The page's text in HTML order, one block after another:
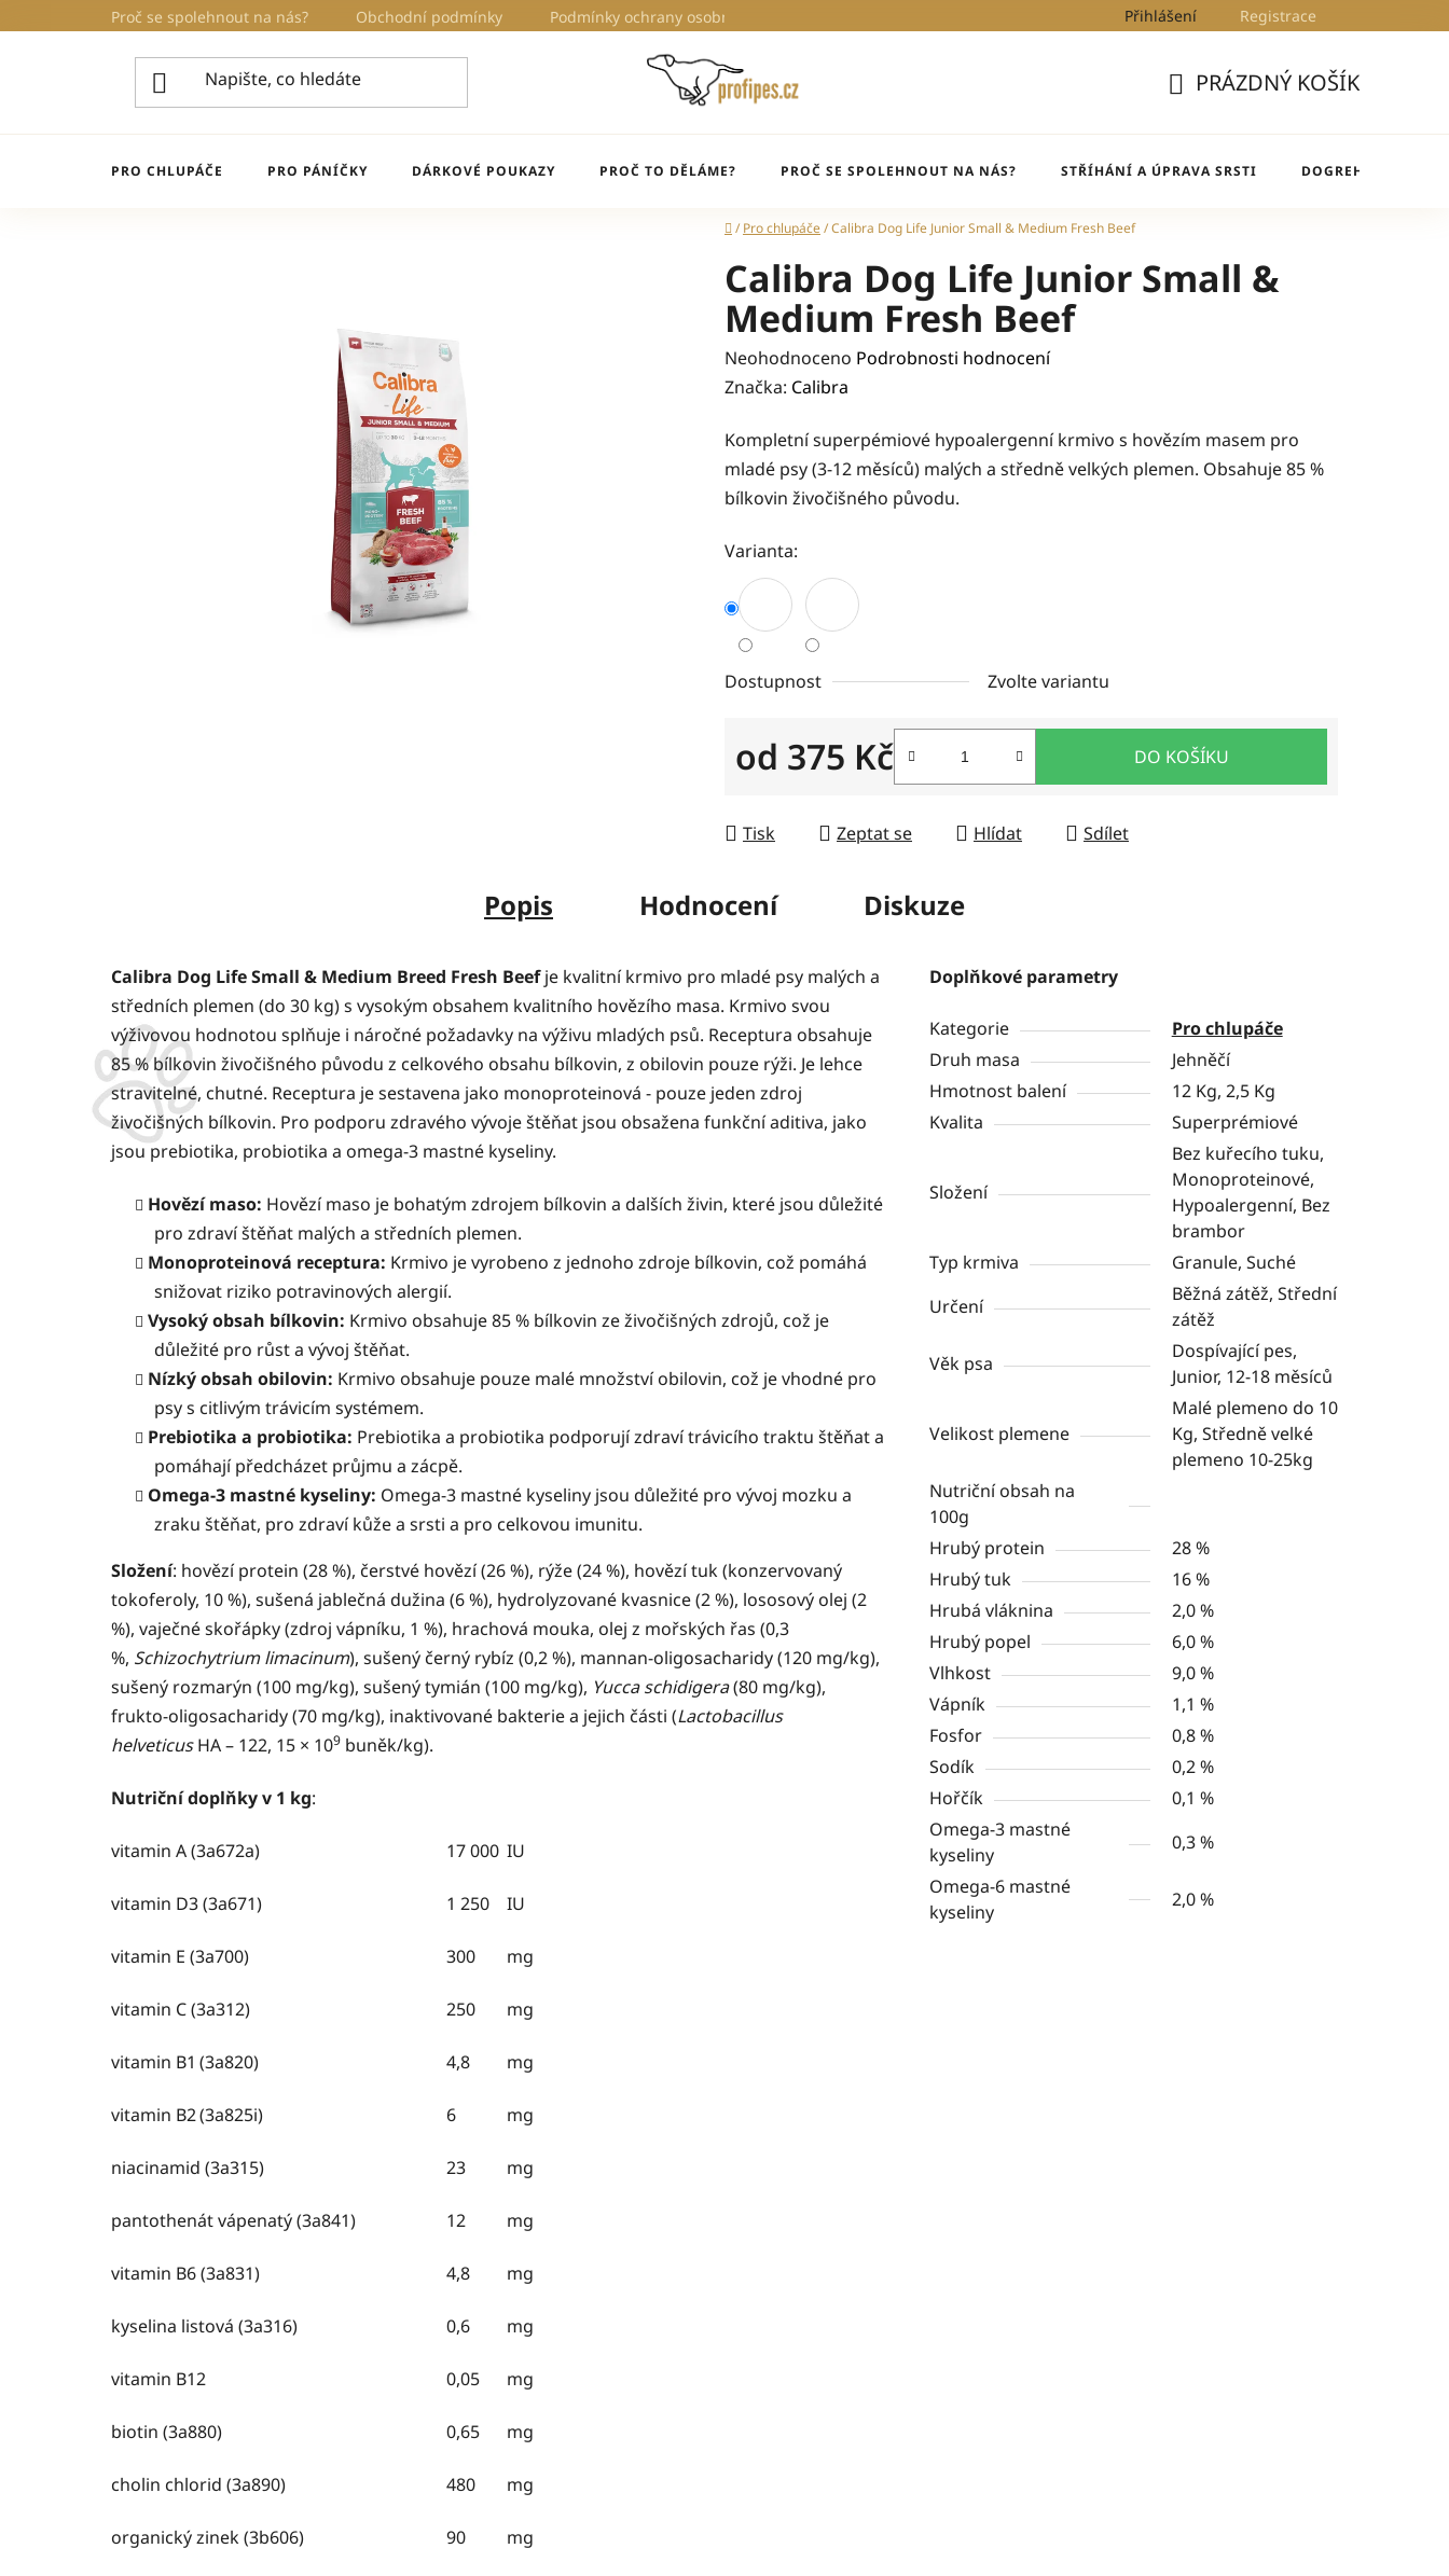
na
Proč se spolehnout na nás? Obchodní podmínky Podmínky ochrany osobních údajů Blog DogRehab
Přihlášení Registrace
KOŠÍK
PRÁZDNÝ KOŠÍK
PRO CHLUPÁČE PRO PÁNÍČKY DÁRKOVÉ POUKAZY PROČ TO DĚLÁME? PROČ SE SPOLEHNOUT NA NÁS? STŘÍHÁNÍ A ÚPRAVA SRSTI DOGREHAB
Domů
/ Pro chlupáče/Calibra Dog Life Junior Small & Medium Fresh Beef
Calibra Dog Life Junior Small &
Medium Fresh Beef
Průměrné
hodnocení
je
0,0
z
hvězdiček.
Neohodnoceno Podrobnosti hodnocení
Značka: Calibra
Kompletní superpémiové hypoalergenní krmivo s hovězím masem pro
mladé psy (3-12 měsíců) malých a středně velkých plemen. Obsahuje 85 %
bílkovin živočišného původu.
Varianta:
Dostupnost Zvolte variantu
od 375 Kč DO KOŠÍKU
Tisk Zeptat se Hlídat Sdílet
Popis Hodnocení Diskuze
Calibra Dog Life Small & Medium Breed Fresh Beefje kvalitní krmivo pro mladé psy malých a
středních plemen (do 30 kg) s vysokým obsahem kvalitního hovězího masa. Krmivo svou
výživovou hodnotou splňuje i náročné požadavky na výživu mladých psů. Receptura obsahuje
85 % bílkovin živočišného původu z celkového obsahu bílkovin, z obilovin pouze rýži. Je lehce
stravitelné, chutné. Receptura je sestavena jako monoproteinová - pouze jeden zdroj
živočišných bílkovin. Pro podporu zdravého vývoje štěňat jsou obsažena funkční aditiva, jako
jsou prebiotika, probiotika a omega-3 mastné kyseliny.
Hovězí maso: Hovězí maso je bohatým zdrojem bílkovin a dalších živin, které jsou důležité
pro zdraví štěňat malých a středních plemen.
Monoproteinová receptura: Krmivo je vyrobeno z jednoho zdroje bílkovin, což pomáhá
snižovat riziko potravinových alergií.
Vysoký obsah bílkovin: Krmivo obsahuje 85 % bílkovin ze živočišných zdrojů, což je
důležité pro růst a vývoj štěňat.
Nízký obsah obilovin: Krmivo obsahuje pouze malé množství obilovin, což je vhodné pro
psy s citlivým trávicím systémem.
Prebiotika a probiotika: Prebiotika a probiotika podporují zdraví trávicího traktu štěňat a
pomáhají předcházet průjmu a zácpě.
Omega-3 mastné kyseliny: Omega-3 mastné kyseliny jsou důležité pro vývoj mozku a
zraku štěňat, pro zdraví kůže a srsti a pro celkovou imunitu.
Složení: hovězí protein (28 %), čerstvé hovězí (26 %), rýže (24 %), hovězí tuk (konzervovaný
tokoferoly, 10 %), sušená jablečná dužina (6 %), hydrolyzované kvasnice (2 %), lososový olej (2
%), vaječné skořápky (zdroj vápníku, 1 %), hrachová mouka, olej z mořských řas (0,3
%, Schizochytrium limacinum), sušený černý rybíz (0,2 %), mannan-oligosacharidy (120 mg/kg),
sušený rozmarýn (100 mg/kg), sušený tymián (100 mg/kg), Yucca schidigera(80 mg/kg),
frukto-oligosacharidy (70 mg/kg), inaktivované bakterie a jejich části (Lactobacillus
helveticusHA – 122, 15 × 109 buněk/kg).
Nutriční doplňky v 1 kg:
vitamin A (3a672a) 17 000 IU
vitamin D3 (3a671) 1 250 IU
vitamin E (3a700) 300 mg
vitamin C (3a312) 250 mg
vitamin B1 (3a820) 4,8 mg
vitamin B2(3a825i) 6 mg
niacinamid (3a315) 23 mg
pantothenát vápenatý (3a841) 12 mg
vitamin B6 (3a831) 4,8 mg
kyselina listová (3a316) 0,6 mg
vitamin B12 0,05 mg
biotin (3a880) 0,65 mg
cholin chlorid (3a890) 480 mg
organický zinek (3b606) 90 mg
Doplňkové parametry
Kategorie
Pro chlupáče
Druh masa
Jehněčí
Hmotnost balení
12 Kg, 2,5 Kg
Kvalita
Superprémiové
Složení
Bez kuřecího tuku,
Monoproteinové,
Hypoalergenní, Bez
brambor
Typ krmiva
Granule, Suché
Určení
Běžná zátěž, Střední
zátěž
Věk psa
Dospívající pes,
Junior, 12-18 měsíců
Velikost plemene
Malé plemeno do 10
Kg, Středně velké
plemeno 10-25kg
Nutriční obsah na
100g
Hrubý protein
28 %
Hrubý tuk
16 %
Hrubá vláknina
2,0 %
Hrubý popel
6,0 %
Vlhkost
9,0 %
Vápník
1,1 %
Fosfor
0,8 %
Sodík
0,2 %
Hořčík
0,1 %
Omega-3 mastné
kyseliny
0,3 %
Omega-6 mastné
kyseliny
2,0 %